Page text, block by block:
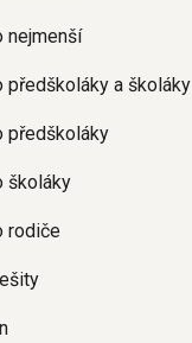
nejmenší
předškoláky a školáky
předškoláky
školáky
rodiče